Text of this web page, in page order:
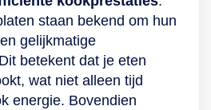
staan bekend om hun
gelijkmatige
betekent dat je eten
wat niet alleen tijd
energie. Bovendien